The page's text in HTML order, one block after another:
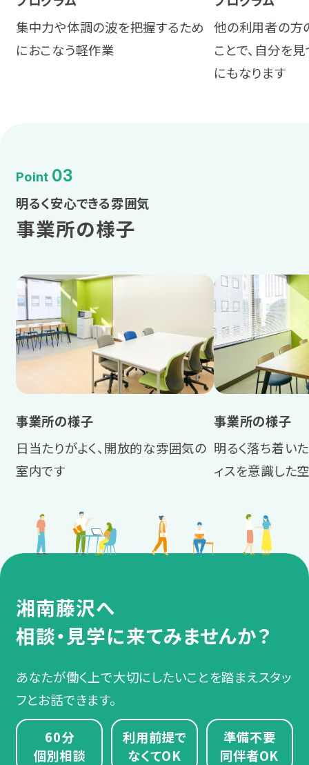
集中力や体調の波を把握するため
におこなう軽作業
他の利用者の方
ことで、自分を
にもなります
Point 03
明るく安心できる雰囲気
事業所の様子
事業所の様子
日当たりがよく、開放的な雰囲気の
室内です
事業所の様子
明るく落ち着い
ィスを意識した
湘南藤沢へ
相談・見学に来てみませんか？
あなたが働く上で大切にしたいことを踏まえスタッ
フとお話できます。
60分
個別相談
利用前提で
なくてOK
準備不要
同伴者OK